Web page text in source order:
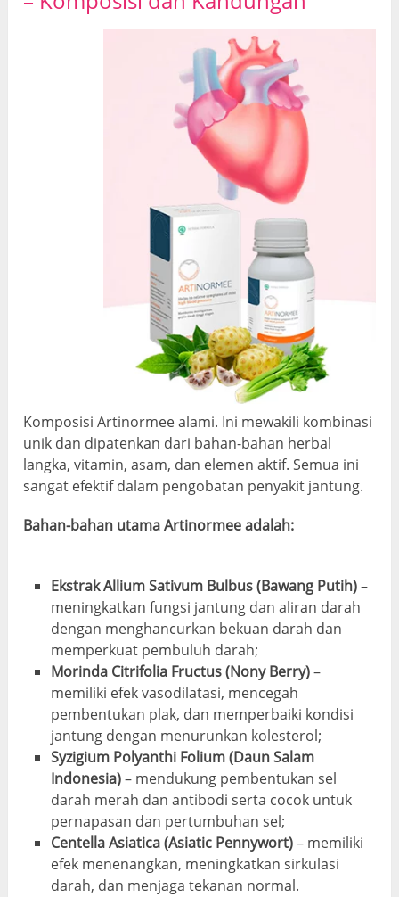
Komposisi Artinormee alami. Ini mewakili kombinasi
unik dan dipatenkan dari bahan-bahan herbal
langka, vitamin, asam, dan elemen aktif. Semua ini
sangat efektif dalam pengobatan penyakit jantung.
Bahan-bahan utama Artinormee adalah:
Ekstrak Allium Sativum Bulbus (Bawang Putih)–
meningkatkan fungsi jantung dan aliran darah
dengan menghancurkan bekuan darah dan
memperkuat pembuluh darah;
Morinda Citrifolia Fructus (Nony Berry)–
memiliki efek vasodilatasi, mencegah
pembentukan plak, dan memperbaiki kondisi
jantung dengan menurunkan kolesterol;
Syzigium Polyanthi Folium (Daun Salam
Indonesia)– mendukung pembentukan sel
darah merah dan antibodi serta cocok untuk
pernapasan dan pertumbuhan sel;
Centella Asiatica (Asiatic Pennywort)– memiliki
efek menenangkan, meningkatkan sirkulasi
darah, dan menjaga tekanan normal.